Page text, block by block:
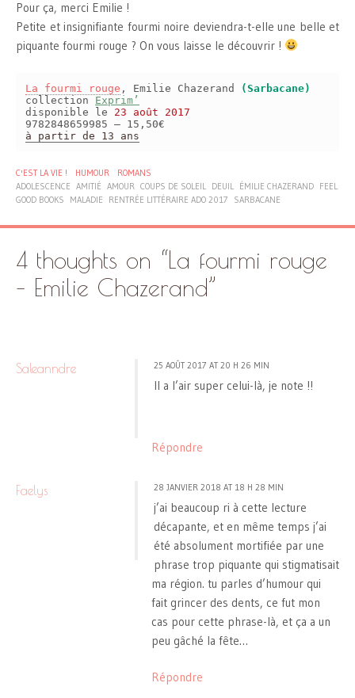
Pour ça, merci Emilie !
Petite et insignifiante fourmi noire deviendra-t-elle une belle et
piquante fourmi rouge ? On vous laisse le découvrir !
La fourmi rouge , Emilie Chazerand
(Sarbacane)
collection Exprim’
disponible le 23 août 2017
9782848659985 – 15,50€
à partir de 13 ans
C'EST LA VIE ! HUMOUR
ROMANS
ADOLESCENCE AMITIÉ AMOUR COUPS DE SOLEIL DEUIL ÉMILIE CHAZERAND FEEL
GOOD BOOKS
MALADIE RENTRÉE LITTÉRAIRE ADO 2017 SARBACANE
4 thoughts on “La fourmi rouge
– Emilie Chazerand”
Saleanndre 25 AOÛT 2017 AT 20 H 26 MIN
Il a l’air super celui-là, je note !!
Répondre
Faelys 28 JANVIER 2018 AT 18 H 28 MIN
j’ai beaucoup ri à cette lecture
décapante, et en même temps j’ai
été absolument mortifiée par une
phrase trop piquante qui stigmatisait
ma région. tu parles d’humour qui
fait grincer des dents, ce fut mon
cas pour cette phrase-là, et ça a un
peu gâché la fête…
Répondre